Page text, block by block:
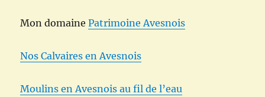
Mon domainePatrimoine Avesnois
Nos Calvaires en Avesnois
Moulins en Avesnois au fil de l’eau